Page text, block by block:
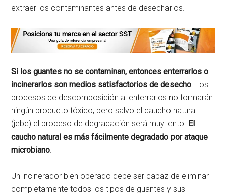
extraer los contaminantes antes de desecharlos.
Si los guantes no se contaminan, entonces enterrarlos o
incinerarlos son medios satisfactorios de desecho. Los
procesos de descomposición al enterrarlos no formarán
ningún producto tóxico, pero salvo el caucho natural
(jebe) el proceso de degradación será muy lento. El
caucho natural es más fácilmente degradado por ataque
microbiano.
Un incinerador bien operado debe ser capaz de eliminar
completamente todos los tipos de guantes y sus